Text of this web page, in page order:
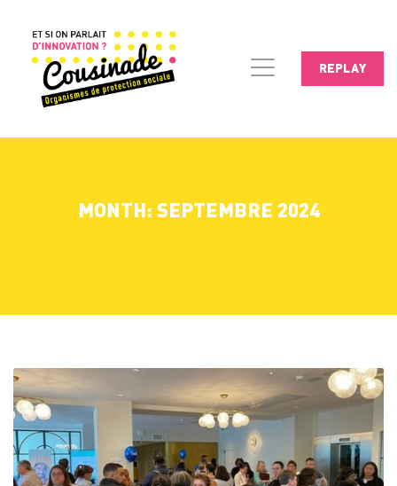
REPLAY
MONTH: SEPTEMBRE 2024